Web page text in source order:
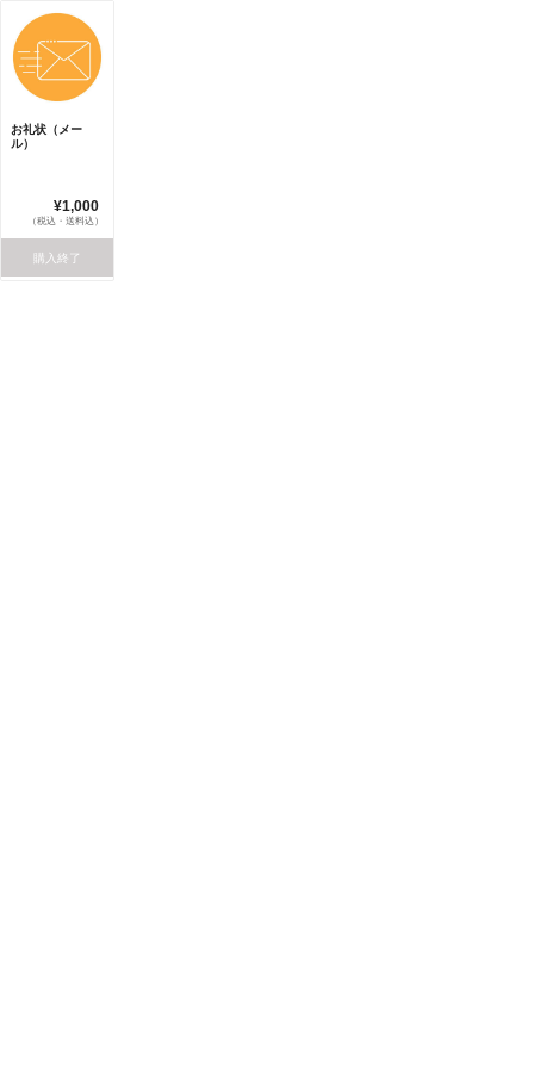
お礼状（メー
ル）
¥1,000
（税込・送料込）
購入終了